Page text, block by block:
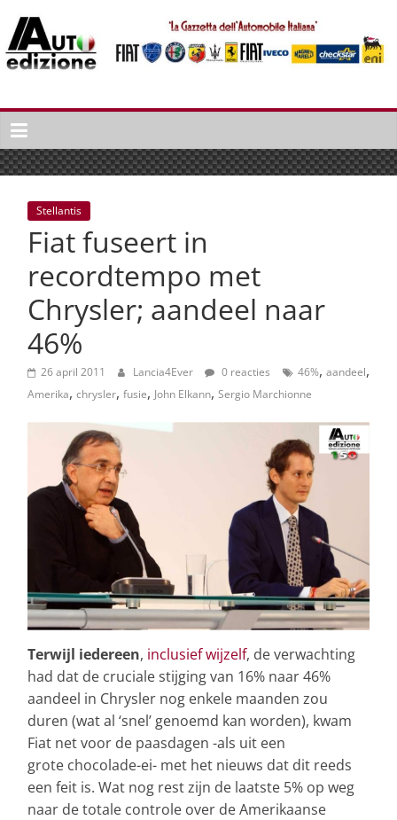
naar
inhoud
Auto
Edizione
La
Gazetta
dell'Automobile
Italiana
autonieuws
lifestyle
Stellantis
Fiat fuseert in
recordtempo met
Chrysler; aandeel naar
46%
26 april 2011 Lancia4Ever 0 reacties 46%, aandeel,
Amerika, chrysler, fusie, John Elkann, Sergio Marchionne
Terwijl iedereen, inclusief wijzelf, de verwachting
had dat de cruciale stijging van 16% naar 46%
aandeel in Chrysler nog enkele maanden zou
duren (wat al ‘snel’ genoemd kan worden), kwam
Fiat net voor de paasdagen -als uit een
grote chocolade-ei- met het nieuws dat dit reeds
een feit is. Wat nog rest zijn de laatste 5% op weg
naar de totale controle over de Amerikaanse